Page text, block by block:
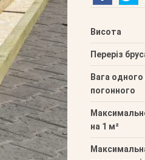
Висота
Переріз
Вага
погонного
на 1 м²